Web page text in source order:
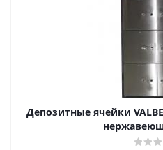
Депозитные ячейки